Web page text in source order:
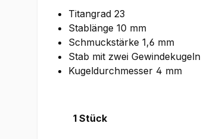
Titangrad 23
Stablänge 10 mm
Schmuckstärke 1,6 mm
Stab mit zwei Gewindekugeln
Kugeldurchmesser 4 mm
1 Stück